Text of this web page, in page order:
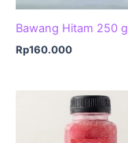
Bawang Hitam 250 g
Rp160.000